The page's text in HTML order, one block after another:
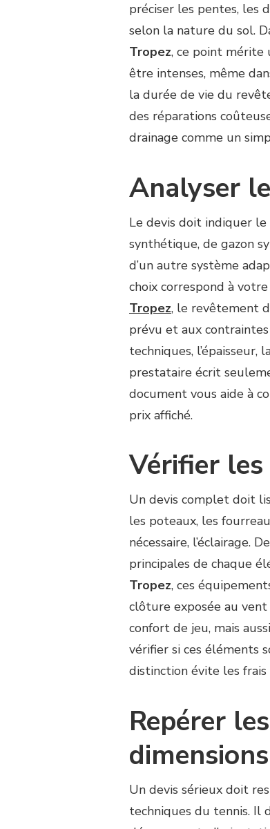
préciser les pentes, les
selon la nature du sol.
Tropez, ce point mérite
être intenses, même
la durée de vie du
des réparations
drainage comme un
Analyser
Le devis doit indiquer le
synthétique, de gazon
d’un autre système
choix correspond à
Tropez, le revêtement
prévu et aux
techniques,
prestataire écrit
document vous aide à
prix affiché.
Vérifier
Un devis complet doit
les poteaux, les
nécessaire, l’éclairage.
principales de chaque
Tropez, ces
clôture exposée au
confort de jeu, mais
vérifier si ces éléments
distinction évite les
Repérer
dimensions
Un devis sérieux doit
techniques du tennis. Il